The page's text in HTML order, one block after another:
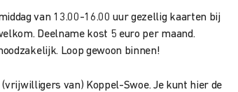
van 13.00-16.00 uur gezellig kaarten bij
Deelname kost 5 euro per maand.
Loop gewoon binnen!
van) Koppel-Swoe. Je kunt hier de